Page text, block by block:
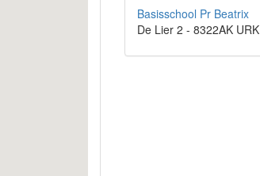
Basisschool Pr Beatrix
De Lier 2 - 8322AK URK